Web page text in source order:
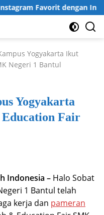
Favorit dengan
Yogyakarta Ikut
Negeri 1 Bantul
Yogyakarta
Fair
Indonesia – Halo Sobat
1 Bantul telah
kerja dan pameran